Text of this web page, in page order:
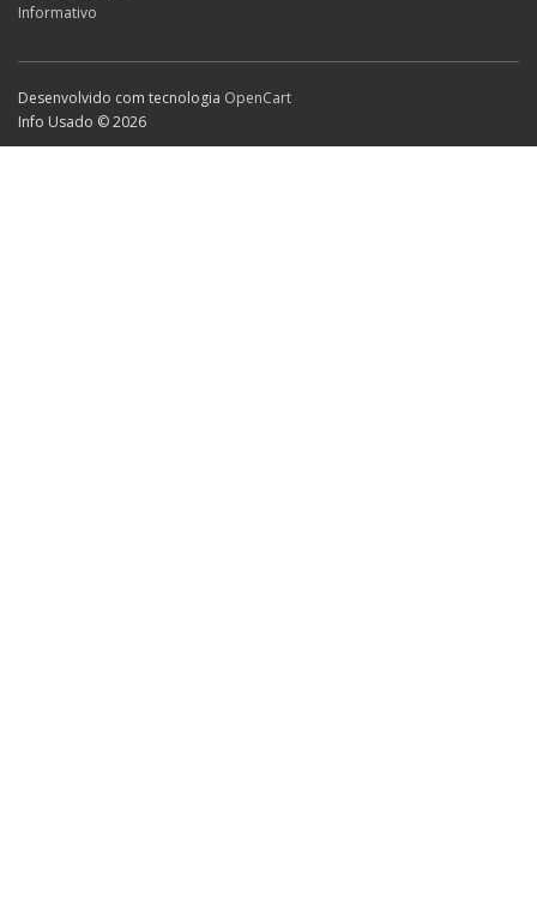
Informativo
Desenvolvido com tecnologia OpenCart
Info Usado © 2026